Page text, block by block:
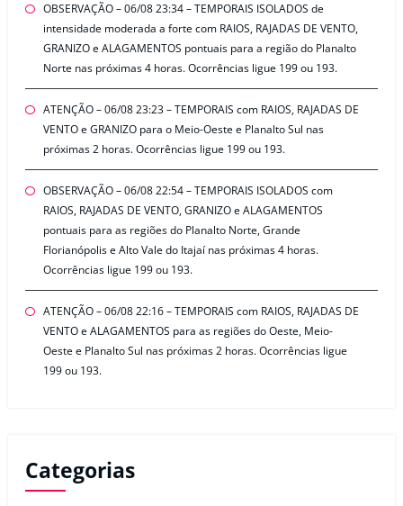
OBSERVAÇÃO – 06/08 23:34 – TEMPORAIS ISOLADOS de
intensidade moderada a forte com RAIOS, RAJADAS DE VENTO,
GRANIZO e ALAGAMENTOS pontuais para a região do Planalto
Norte nas próximas 4 horas. Ocorrências ligue 199 ou 193.
ATENÇÃO – 06/08 23:23 – TEMPORAIS com RAIOS, RAJADAS DE
VENTO e GRANIZO para o Meio-Oeste e Planalto Sul nas
próximas 2 horas. Ocorrências ligue 199 ou 193.
OBSERVAÇÃO – 06/08 22:54 – TEMPORAIS ISOLADOS com
RAIOS, RAJADAS DE VENTO, GRANIZO e ALAGAMENTOS
pontuais para as regiões do Planalto Norte, Grande
Florianópolis e Alto Vale do Itajaí nas próximas 4 horas.
Ocorrências ligue 199 ou 193.
ATENÇÃO – 06/08 22:16 – TEMPORAIS com RAIOS, RAJADAS DE
VENTO e ALAGAMENTOS para as regiões do Oeste, Meio-
Oeste e Planalto Sul nas próximas 2 horas. Ocorrências ligue
199 ou 193.
Categorias